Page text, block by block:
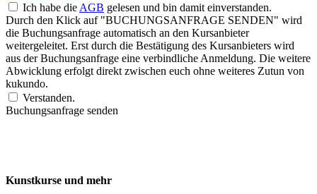
Ich habe die AGB gelesen und bin damit einverstanden.
Durch den Klick auf "BUCHUNGSANFRAGE SENDEN" wird
die Buchungsanfrage automatisch an den Kursanbieter
weitergeleitet. Erst durch die Bestätigung des Kursanbieters wird
aus der Buchungsanfrage eine verbindliche Anmeldung. Die weitere
Abwicklung erfolgt direkt zwischen euch ohne weiteres Zutun von
kukundo.
Verstanden.
Buchungsanfrage senden
Kunstkurse und mehr